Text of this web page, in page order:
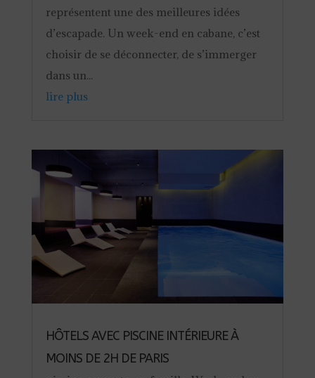
représentent une des meilleures idées
d’escapade. Un week-end en cabane, c’est
choisir de se déconnecter, de s’immerger
dans un...
lire plus
HÔTELS AVEC PISCINE INTÉRIEURE À
MOINS DE 2H DE PARIS